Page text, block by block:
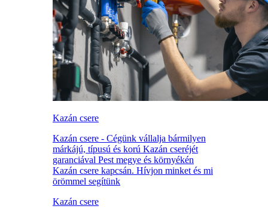
Kazán csere
Kazán csere - Cégünk vállalja bármilyen
márkájú, típusú és korú Kazán cseréjét
garanciával Pest megye és környékén
Kazán csere kapcsán. Hívjon minket és mi
örömmel segítünk
Kazán csere